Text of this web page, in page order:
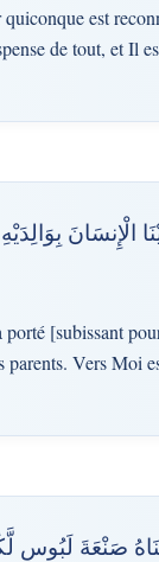
est
de tout, et Il
الْإِنسَانَ
porté [subissant
parents. Vers Moi
صَنْعَةَ لَبُوسٍ